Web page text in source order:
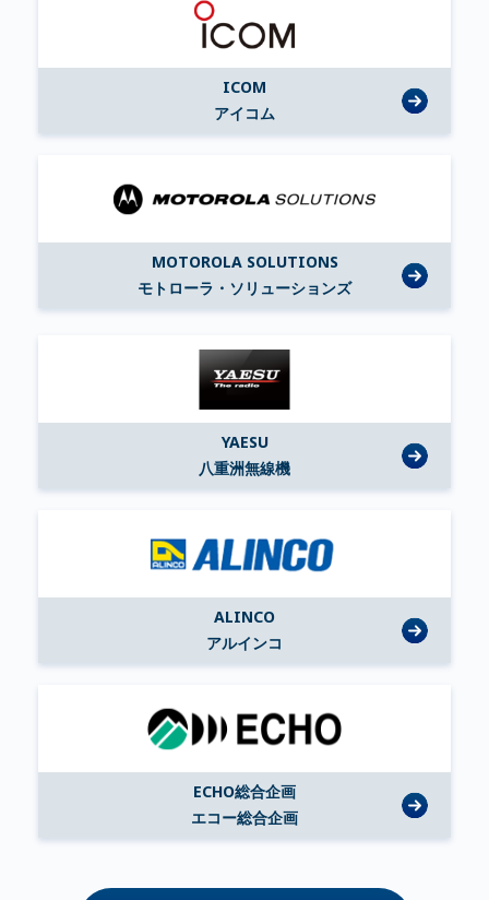
ICOM
アイコム
MOTOROLA SOLUTIONS
モトローラ・ソリューションズ
YAESU
八重洲無線機
ALINCO
アルインコ
ECHO総合企画
エコー総合企画